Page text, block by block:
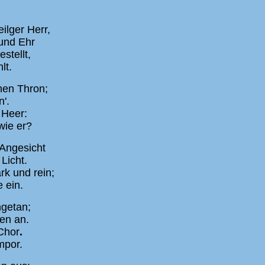
Herr,
Ehr
Thron;
er?
und rein;
ein.
an.
.